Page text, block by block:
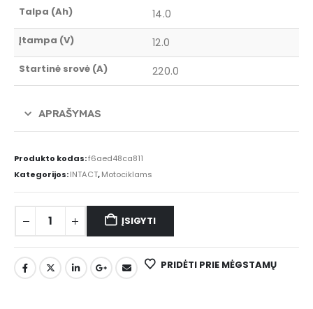
Talpa (Ah)
14.0
Įtampa (V) 12.0
Startinė srovė (A) 220.0
APRAŠYMAS
Produkto kodas:f6aed48ca811
Kategorijos:INTACT,Motociklams
ĮSIGYTI
PRIDĖTI PRIE MĖGSTAMŲ